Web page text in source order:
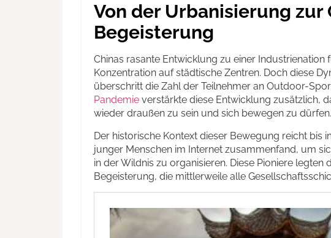
Von der Urbanisierung zur
Begeisterung
Chinas rasante Entwicklung zu einer
Konzentration auf städtische Zentren. Doch diese
überschritt die Zahl der Teilnehmer an Outdoor-
Pandemie verstärkte diese Entwicklung zusätzlich,
wieder draußen zu sein und sich bewegen zu dürfen.
Der historische Kontext dieser Bewegung reicht bis
junger Menschen im Internet zusammenfand, um
in der Wildnis zu organisieren. Diese Pioniere
Begeisterung, die mittlerweile alle